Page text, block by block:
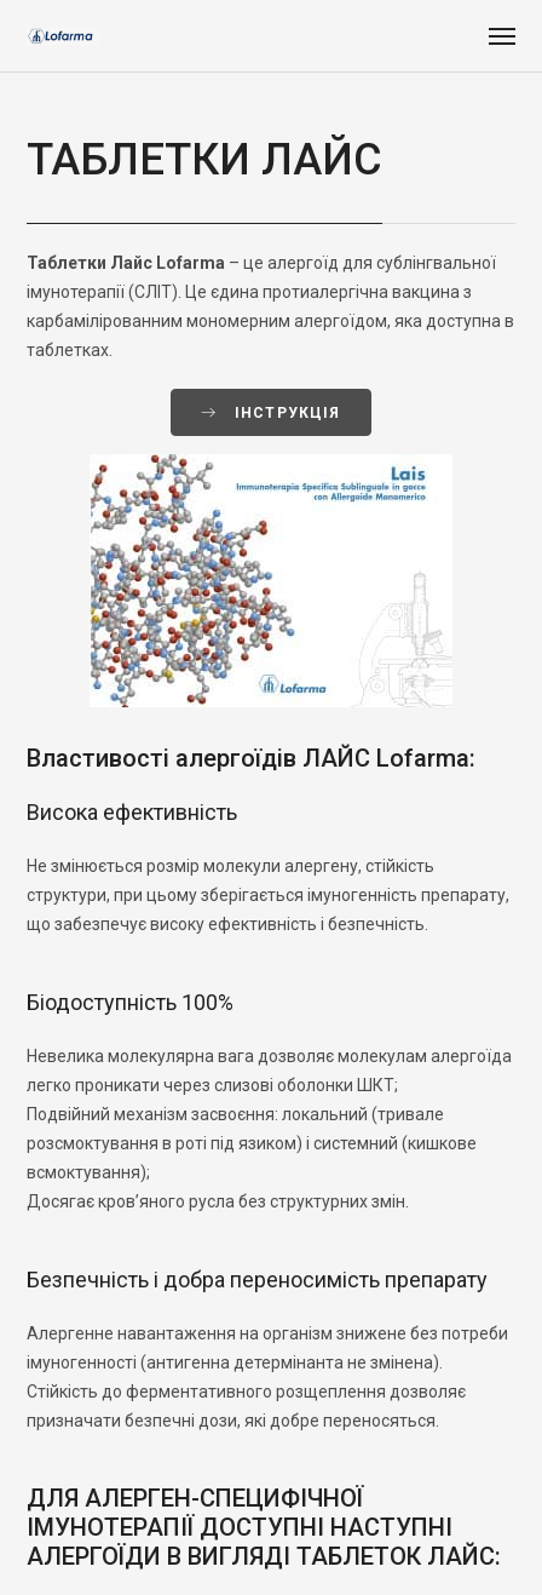
ТАБЛЕТКИ ЛАЙС
Таблетки Лайс Lofarma – це алергоїд для сублінгвальної
імунотерапії (СЛІТ). Це єдина протиалергічна вакцина з
карбамілірованним мономерним алергоїдом, яка доступна в
таблетках.
ІНСТРУКЦІЯ
Властивості алергоїдів ЛАЙС Lofarma:
Висока ефективність
Не змінюється розмір молекули алергену, стійкість
структури, при цьому зберігається імуногенність препарату,
що забезпечує високу ефективність і безпечність.
Біодоступність 100%
Невелика молекулярна вага дозволяє молекулам алергоїда
легко проникати через слизові оболонки ШКТ;
Подвійний механізм засвоєння: локальний (тривале
розсмоктування в роті під язиком) і системний (кишкове
всмоктування);
Досягає кров’яного русла без структурних змін.
Безпечність і добра переносимість препарату
Алергенне навантаження на організм знижене без потреби
імуногенності (антигенна детермінанта не змінена).
Стійкість до ферментативного розщеплення дозволяє
призначати безпечні дози, які добре переносяться.
ДЛЯ АЛЕРГЕН-СПЕЦИФІЧНОЇ
ІМУНОТЕРАПІЇ ДОСТУПНІ НАСТУПНІ
АЛЕРГОЇДИ В ВИГЛЯДІ ТАБЛЕТОК ЛАЙС: